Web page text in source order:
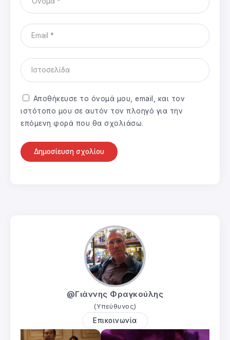
Αποθήκευσε το όνομά μου, email, και τον
ιστότοπο μου σε αυτόν τον πλοηγό για την
επόμενη φορά που θα σχολιάσω.
@Γιάννης Φραγκούλης
(Υπεύθυνος)
Επικοινωνία